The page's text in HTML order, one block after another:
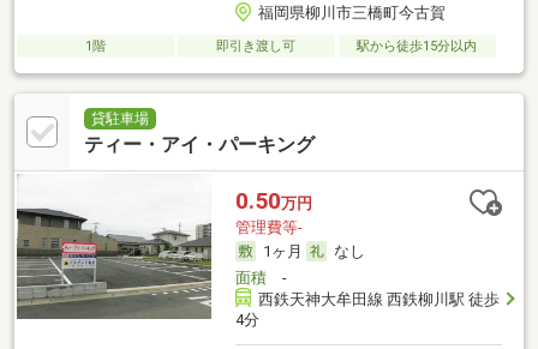
福岡県柳川市三橋町今古賀
1階 即引き渡し可 駅から徒歩15分以内
貸駐車場
ティー・アイ・パーキング
0.50万円
管理費等-
1ヶ月
なし
面積-
西鉄天神大牟田線 西鉄柳川駅 徒歩
4分